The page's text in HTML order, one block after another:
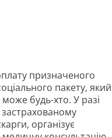
призначеного
пакету, який
будь-хто. У разі
застрахованому
організує